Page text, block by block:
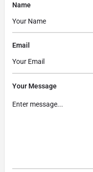
Name
Email
Your Message